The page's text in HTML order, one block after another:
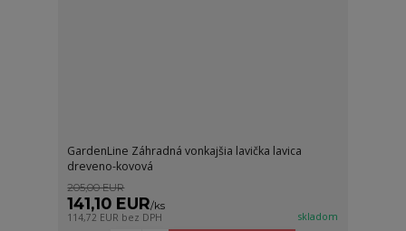
GardenLine Záhradná vonkajšia lavička lavica
dreveno-kovová
205,00 EUR
141,10 EUR/ks
114,72 EUR bez DPH skladom